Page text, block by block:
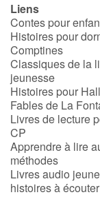
Liens
Contes pour
Histoires pour
Comptines
Classiques de la
jeunesse
Histoires pour
Fables de La
Livres de lecture
CP
Apprendre à lire
méthodes
Livres audio
histoires à écouter